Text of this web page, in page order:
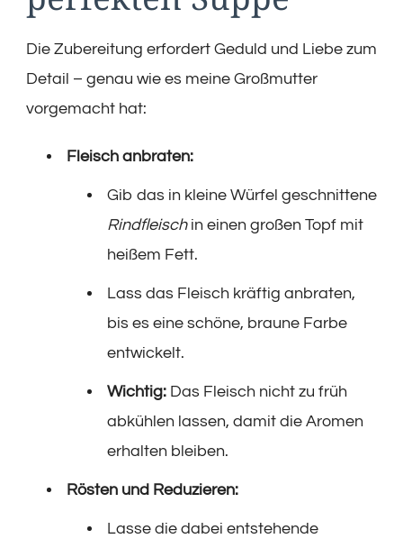
Die Zubereitung erfordert Geduld und Liebe zum
Detail – genau wie es meine Großmutter
vorgemacht hat:
Fleisch anbraten:
Gib das in kleine Würfel geschnittene
Rindfleischin einen großen Topf mit
heißem Fett.
Lass das Fleisch kräftig anbraten,
bis es eine schöne, braune Farbe
entwickelt.
Wichtig: Das Fleisch nicht zu früh
abkühlen lassen, damit die Aromen
erhalten bleiben.
Rösten und Reduzieren:
Lasse die dabei entstehende